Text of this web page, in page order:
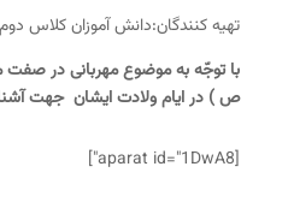
تهیه کنندگان:دانش آموزان کلاس
با توجّه به موضوع مهربانی در صفت
ص ) در ایام ولادت ایشان جهت
[aparat id="1DwA8"]